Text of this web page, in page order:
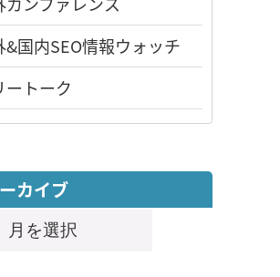
&国内SEO情報ウォッチ
ートーク
カイブ
月
別